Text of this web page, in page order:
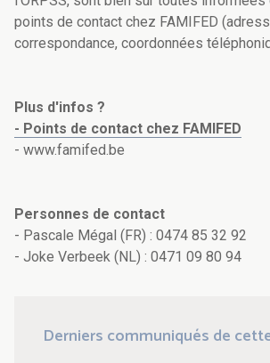
points de contact chez FAMIFED
correspondance, coordonnées
Plus d'infos ?
- Points de contact chez FAMIFED
- www.famifed.be
Personnes de contact
- Pascale Mégal (FR) : 0474 85 32 92
- Joke Verbeek (NL) : 0471 09 80 94
Derniers communiqués de